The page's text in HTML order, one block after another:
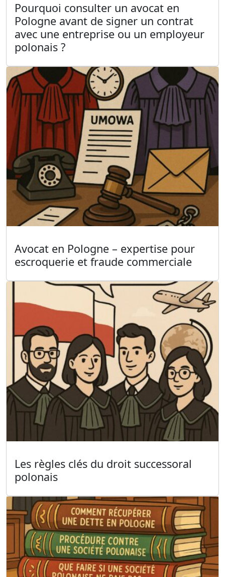
Pourquoi consulter un avocat en
Pologne avant de signer un contrat
avec une entreprise ou un employeur
polonais ?
Avocat en Pologne – expertise pour
escroquerie et fraude commerciale
Les règles clés du droit successoral
polonais